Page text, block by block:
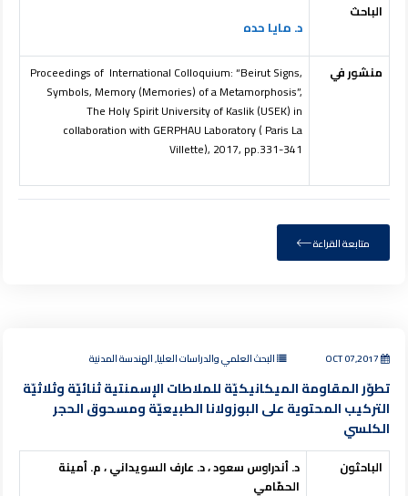
الباحث
د. مايا حده
منشور في Proceedings of International Colloquium: “BeirutSigns,
Symbols, Memory (Memories) of a Metamorphosis”,
The Holy Spirit University ofKaslik(USEK) in
collaboration with GERPHAU Laboratory ( Paris La
Villette), 2017, pp.331-341
متابعة القراءة
البحث العلمي والدراسات العليا, الهندسة المدنية
تطوّر المقاومة الميكانيكيّة للملاطات الإسمنتية ثنائيّة وثلاثيّة
التركيب المحتوية على البوزولانا الطبيعيّة ومسحوق الحجر
الكلسي
الباحثون د.أندراوس سعود ، د. عارف السويداني ، م. أمينة
الحمّامي